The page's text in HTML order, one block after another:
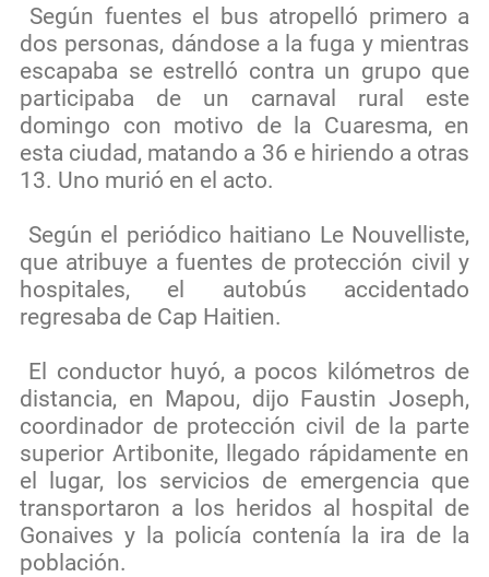
Según fuentes el bus atropelló primero a
dos personas, dándose a la fuga y mientras
escapaba se estrelló contra un grupo que
participaba de un carnaval rural este
domingo con motivo de la Cuaresma, en
esta ciudad, matando a 36 e hiriendo a otras
13. Uno murió en el acto.
Según el periódico haitiano Le Nouvelliste,
que atribuye a fuentes de protección civil y
hospitales, el autobús accidentado
regresaba de Cap Haitien.
El conductor huyó, a pocos kilómetros de
distancia, en Mapou, dijo Faustin Joseph,
coordinador de protección civil de la parte
superior Artibonite, llegado rápidamente en
el lugar, los servicios de emergencia que
transportaron a los heridos al hospital de
Gonaives y la policía contenía la ira de la
población.